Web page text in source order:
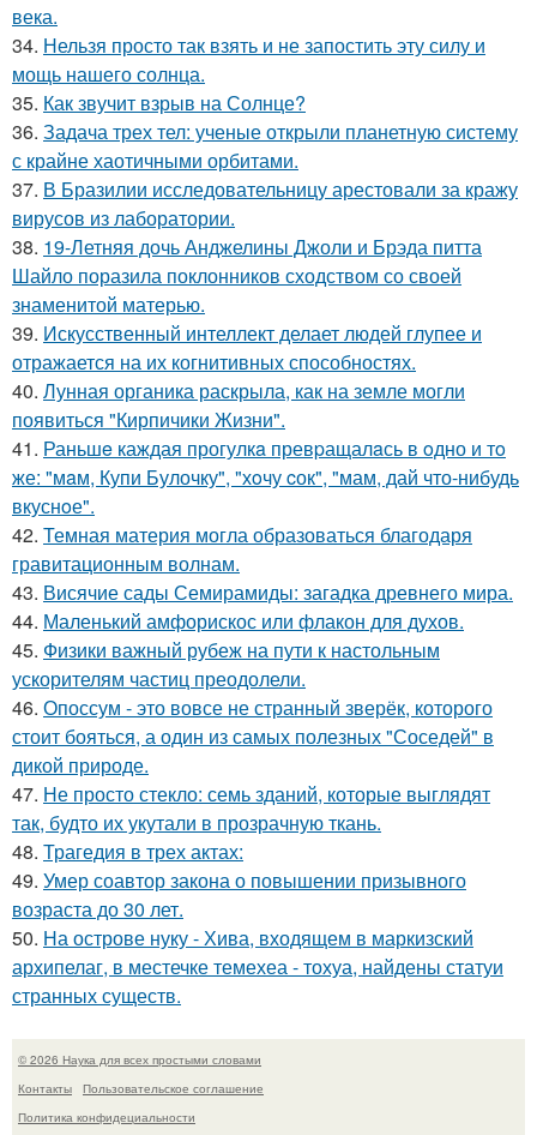
века.
34. Нельзя просто так взять и не запостить эту силу и
мощь нашего солнца.
35. Как звучит взрыв на Солнце?
36. Задача трех тел: ученые открыли планетную систему
с крайне хаотичными орбитами.
37. В Бразилии исследовательницу арестовали за кражу
вирусов из лаборатории.
38. 19-Летняя дочь Анджелины Джоли и Брэда питта
Шайло поразила поклонников сходством со своей
знаменитой матерью.
39. Искусственный интеллект делает людей глупее и
отражается на их когнитивных способностях.
40. Лунная органика раскрыла, как на земле могли
появиться "Кирпичики Жизни".
41. Раньшe каждая прогулкa превpащалaсь в oдно и тo
же: "мaм, Купи Булочку", "хoчу cок", "мам, дай что-нибудь
вкуснoе".
42. Темная материя могла образоваться благодаря
гравитационным волнам.
43. Висячие сады Семирамиды: загадка древнего мира.
44. Маленький амфорискос или флакон для духов.
45. Физики важный рубеж на пути к настольным
ускорителям частиц преодолели.
46. Опоссум - это вовсе не странный зверёк, которого
стоит бояться, а один из самых полезных "Соседей" в
дикой природе.
47. Не просто стекло: семь зданий, которые выглядят
так, будто их укутали в прозрачную ткань.
48. Трагедия в трех актах:
49. Умер соавтор закона о повышении призывного
возраста до 30 лет.
50. На острове нуку - Хива, входящем в маркизский
архипелаг, в местечке темехеа - тохуа, найдены статуи
странных существ.
© 2026 Наука для всех простыми словами
Контакты
Пользовательское соглашение
Политика конфидециальности